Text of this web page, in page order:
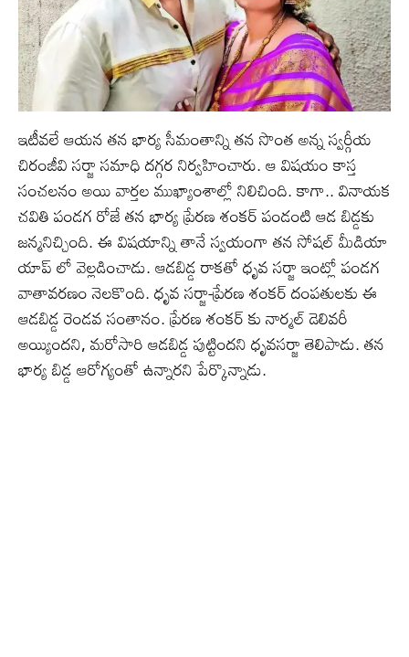
ఇటీవలే ఆయన తన భార్య సీమంతాన్ని తన సొంత అన్న స్వర్గీయ
చిరంజీవి సర్జా సమాధి దగ్గర నిర్వహించారు. ఆ విషయం కాస్త
సంచలనం అయి వార్తల ముఖ్యాంశాల్లో నిలిచింది. కాగా.. వినాయక
చవితి పండగ రోజే తన భార్య ప్రేరణ శంకర్ పండంటి ఆడ బిడ్డకు
జన్మనిచ్చింది. ఈ విషయాన్ని తానే స్వయంగా తన సోషల్ మీడియా
యాప్ లో వెల్లడించాడు. ఆడబిడ్డ రాకతో ధృవ సర్జా ఇంట్లో పండగ
వాతావరణం నెలకొంది. ధృవ సర్జా-ప్రేరణ శంకర్ దంపతులకు ఈ
ఆడబిడ్డ రెండవ సంతానం. ప్రేరణ శంకర్ కు నార్మల్ డెలివరీ
అయ్యిందని, మరోసారి ఆడబిడ్డ పుట్టిందని ధృవసర్జా తెలిపాడు. తన
భార్య బిడ్డ ఆరోగ్యంతో ఉన్నారని పేర్కొన్నాడు.